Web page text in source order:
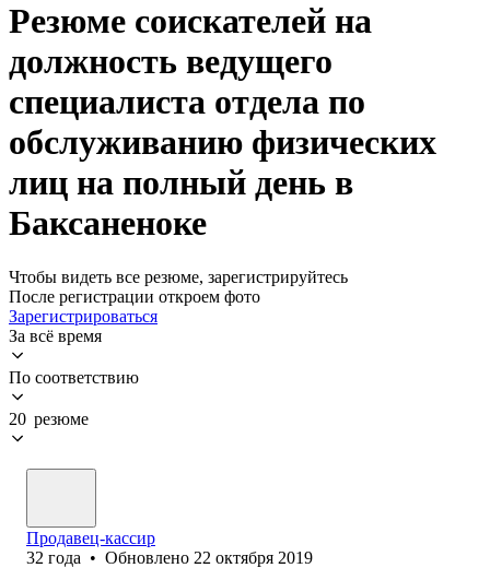
Резюме соискателей на
должность ведущего
специалиста отдела по
обслуживанию физических
лиц на полный день в
Баксаненоке
Чтобы видеть все резюме, зарегистрируйтесь
После регистрации откроем фото
Зарегистрироваться
За всё время
По соответствию
20 резюме
Продавец-кассир
32 года • Обновлено 22 октября 2019